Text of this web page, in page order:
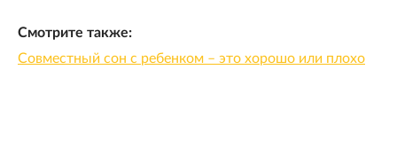
Смотрите также:
Совместный сон с ребенком – это хорошо или плохо